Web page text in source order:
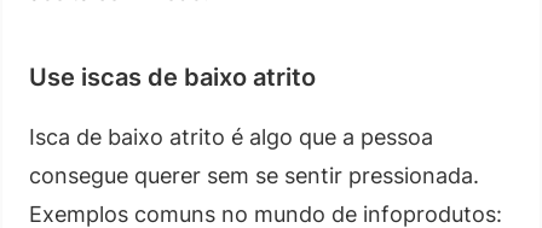
Use iscas de baixo atrito
Isca de baixo atrito é algo que a pessoa
consegue querer sem se sentir pressionada.
Exemplos comuns no mundo de infoprodutos: